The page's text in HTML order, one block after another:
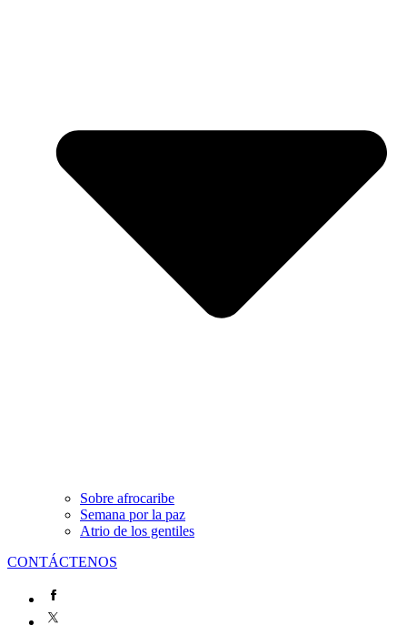
Sobre afrocaribe
Semana por la paz
Atrio de los gentiles
CONTÁCTENOS